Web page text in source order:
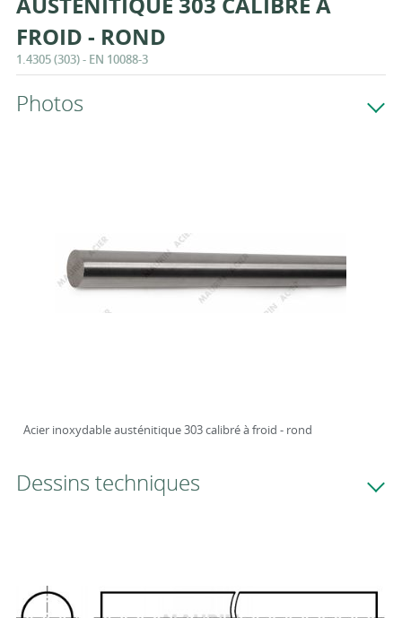
FROID - ROND
1.4305 (303) - EN 10088-3
Photos
Acier inoxydable austénitique 303 calibré à froid - rond
Dessins techniques